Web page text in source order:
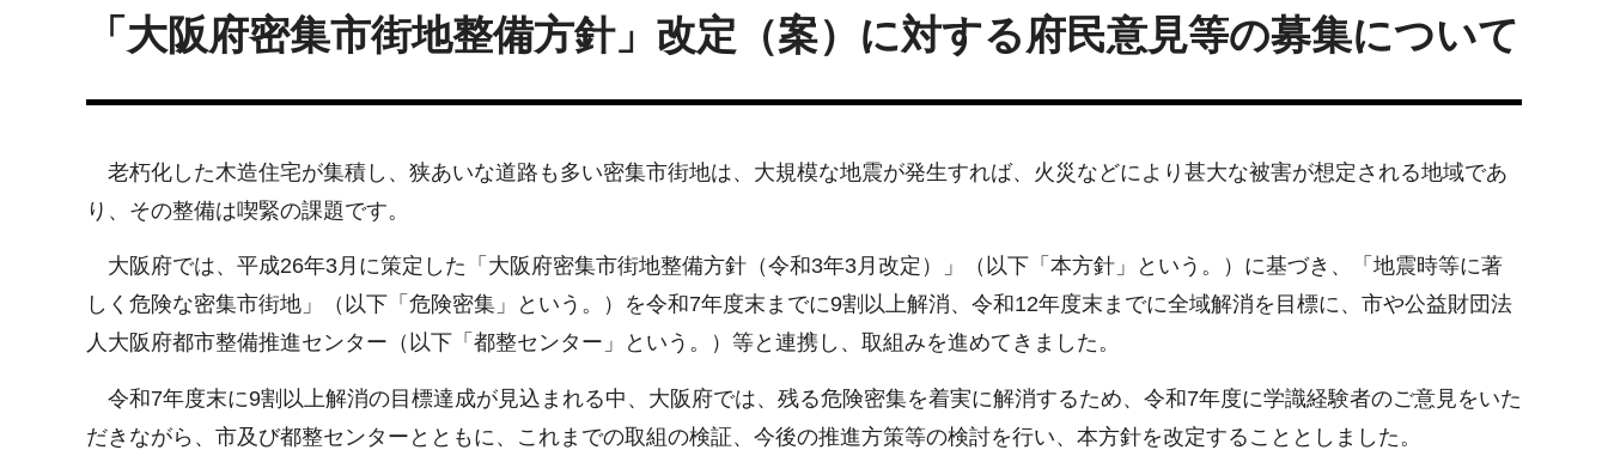
「大阪府密集市街地整備方針」改定（案）に対する府民意見等の募集について
老朽化した木造住宅が集積し、狭あいな道路も多い密集市街地は、大規模な地震が発生すれば、火災などにより甚大な被害が想定される地域であ
り、その整備は喫緊の課題です。
大阪府では、平成26年3月に策定した「大阪府密集市街地整備方針（令和3年3月改定）」（以下「本方針」という。）に基づき、「地震時等に著
しく危険な密集市街地」（以下「危険密集」という。）を令和7年度末までに9割以上解消、令和12年度末までに全域解消を目標に、市や公益財団法
人大阪府都市整備推進センター（以下「都整センター」という。）等と連携し、取組みを進めてきました。
令和7年度末に9割以上解消の目標達成が見込まれる中、大阪府では、残る危険密集を着実に解消するため、令和7年度に学識経験者のご意見をいた
だきながら、市及び都整センターとともに、これまでの取組の検証、今後の推進方策等の検討を行い、本方針を改定することとしました。